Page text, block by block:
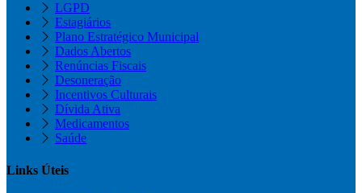
LGPD
Estagiários
Plano Estratégico Municipal
Dados Abertos
Renúncias Fiscais
Desoneração
Incentivos Culturais
Dívida Ativa
Medicamentos
Saúde
Links Úteis